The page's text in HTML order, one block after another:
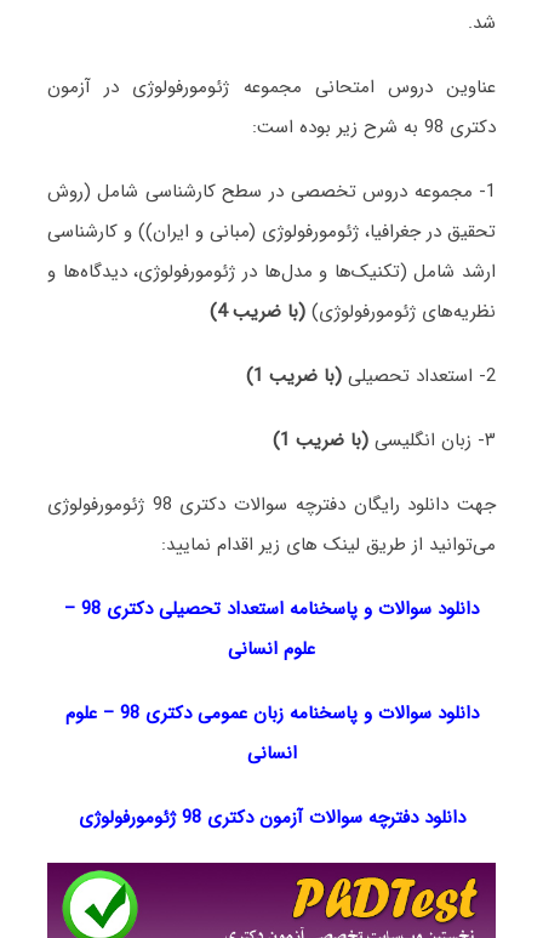
شد.
عناوین دروس امتحانی مجموعه ژئومورفولوژی در آزمون
دکتری 98 به شرح زیر بوده است:
1- مجموعه دروس تخصصی در سطح کارشناسی شامل (روش
تحقیق در جغرافیا، ژئومورفولوژی (مبانی و ایران)) و کارشناسی
ارشد شامل (تکنیک‌ها و مدل‌ها در ژئومورفولوژی، دیدگاه‌ها و
نظریه‌های ژئومورفولوژی) (با ضریب 4)
2- استعداد تحصیلی (با ضریب 1)
۳- زبان انگلیسی (با ضریب 1)
جهت دانلود رایگان دفترچه سوالات دکتری 98 ژئومورفولوژی
می‌توانید از طریق لینک های زیر اقدام نمایید:
دانلود سوالات و پاسخنامه استعداد تحصیلی دکتری 98
–
علوم انسانی
دانلود سوالات و پاسخنامه زبان عمومی دکتری 98 – علوم
انسانی
دانلود دفترچه سوالات آزمون دکتری 98 ژئومورفولوژی